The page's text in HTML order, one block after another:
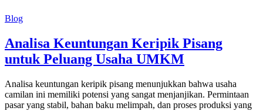
Blog
Analisa Keuntungan Keripik Pisang
untuk Peluang Usaha UMKM
Analisa keuntungan keripik pisang menunjukkan bahwa usaha
camilan ini memiliki potensi yang sangat menjanjikan. Permintaan
pasar yang stabil, bahan baku melimpah, dan proses produksi yang